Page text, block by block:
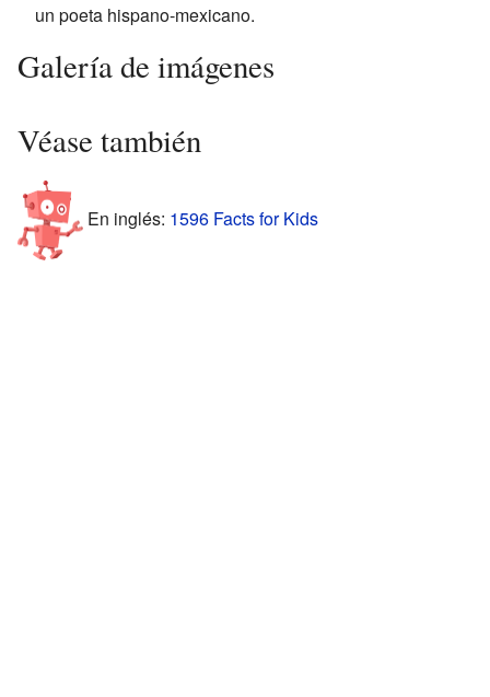
un poeta hispano-mexicano.
Galería de imágenes
Véase también
En inglés: 1596 Facts for Kids